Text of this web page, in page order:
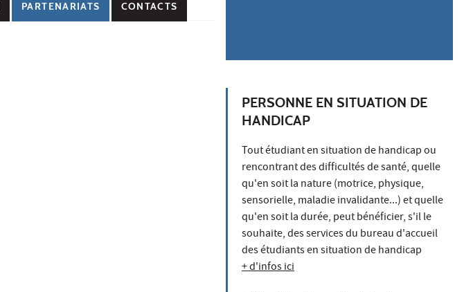
PARTENARIATS CONTACTS
PERSONNE EN SITUATION DE
HANDICAP
Tout étudiant en situation de handicap ou
rencontrant des difficultés de santé, quelle
qu'en soit la nature (motrice, physique,
sensorielle, maladie invalidante...) et quelle
qu'en soit la durée, peut bénéficier, s'il le
souhaite, des services du bureau d'accueil
des étudiants en situation de handicap
+ d'infos ici